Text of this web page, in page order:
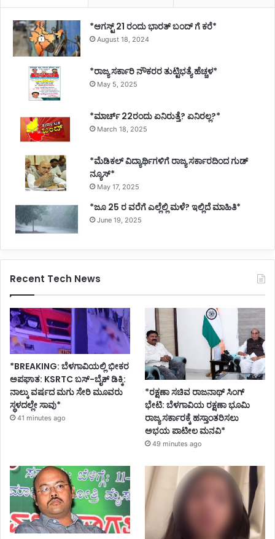
*ಆಗಸ್ಟ್ 21 ರಂದು ಭಾರತ್‌ ಬಂದ್‌ ಗೆ ಕರೆ*
August 18, 2024
*ರಾಜ್ಯ ಸರ್ಕಾರಿ ನೌಕರರ ತುಟ್ಟಿಭತ್ಯೆ ಹೆಚ್ಚಳ*
May 5, 2025
*ಮಾರ್ಚ್ 22ರಂದು ಏನಿರುತ್ತೆ? ಏನಿರಲ್ಲ?*
March 18, 2025
*ಮೆಡಿಕಲ್ ವಿದ್ಯಾರ್ಥಿಗಳಿಗೆ ರಾಜ್ಯ ಸರ್ಕಾರದಿಂದ ಗುಡ್
ನ್ಯೂಸ್*
May 17, 2025
*ಜೂ 25 ರ ವರೆಗೆ ಎಲ್ಲೆಲ್ಲಿ ಮಳೆ? ಇಲ್ಲಿದೆ ಮಾಹಿತಿ*
June 19, 2025
Recent Tech News
*BREAKING: ಬೆಳಗಾವಿಯಲ್ಲಿ ಭೀಕರ
ಅಪಘಾತ: KSRTC ಬಸ್-ಬೈಕ್ ಡಿಕ್ಕಿ:
ನಾಲ್ಕು ವರ್ಷದ ಮಗು ಸೇರಿ ಮೂವರು
ಸ್ಥಳದಲ್ಲೇ ಸಾವು*
41 minutes ago
*ರಕ್ಷಣಾ ಸಚಿವ ರಾಜನಾಥ್ ಸಿಂಗ್
ಭೇಟಿ: ಬೆಳಗಾವಿಯ ರಕ್ಷಣಾ ಭೂಮಿ
ರಾಜ್ಯ ಸರ್ಕಾರಕ್ಕೆ ಹಸ್ತಾಂತರಿಸಲು
ಅಭಯ ಪಾಟೀಲ ಮನವಿ*
49 minutes ago